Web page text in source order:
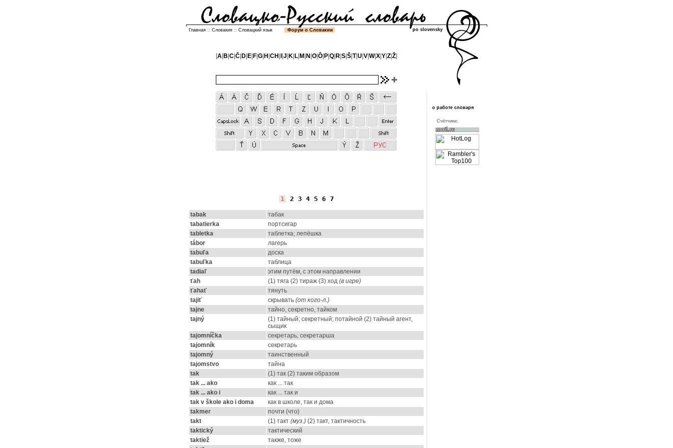
Главная :: Словакия :: Словацкий язык Форум о Словакии po slovensky
[A| B C| Č| D| E| F| G| H CH J K| L| M N O| Ô| P| Q| R| S| Š| T|U V| W|X| Y| Z| Ž]
1 2 3 4 5 6 7
tabak
табак
tabatierka
портсигар
tabletka
таблетка; лепёшка
tábor
лагерь
tabuľa
доска
tabuľka
таблица
tadiaľ
этим путём, с этом направлении
ťah
(1) тяга (2) тираж (3) ход (в игре)
ťahať
тянуть
tajiť
скрывать (от кого-л.)
tajne
тайно, секретно, тайком
tajný
(1) тайный; секретный; потайной (2) тайный агент,
сыщик
tajomníčka
секретарь; секретарша
tajomník
секретарь
tajomný
таинственный
tajomstvo
тайна
tak
(1) так (2) таким образом
tak ... ako
как ... так
tak ... ako i
как ... так и
tak v škole ako i doma
как в школе, так и дома
takmer
почти (что)
takt
(1) такт (муз.)(2) такт, тактичность
taktický
тактический
taktiež
также, тоже
о работе словаря
Cчётчики: